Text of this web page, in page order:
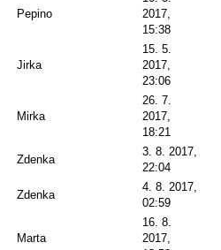
Pepino
2017,
15:38
Jirka
15. 5.
2017,
23:06
Mirka
26. 7.
2017,
18:21
Zdenka
3. 8. 2017,
22:04
Zdenka
4. 8. 2017,
02:59
Marta
16. 8.
2017,